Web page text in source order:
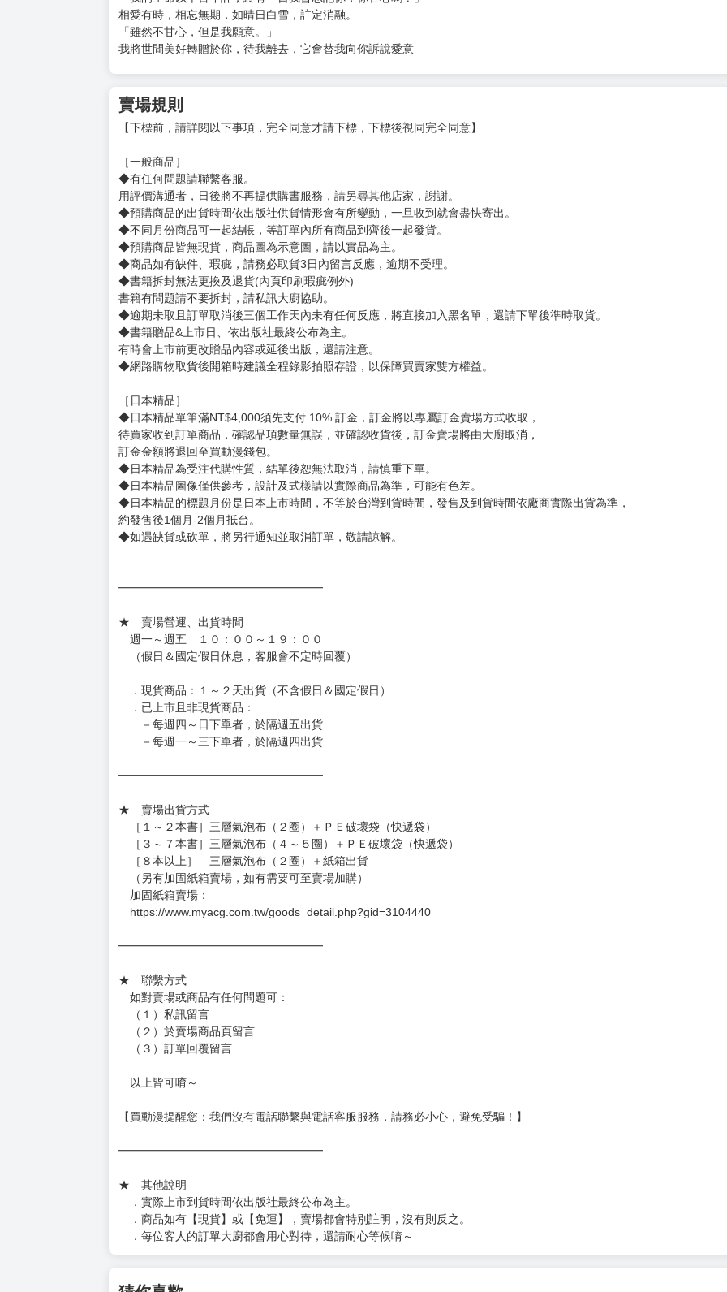
出生便死，五感俱喪，所愛皆短暫如煙，唯有深淵同她壽與天齊。
縱使賀思慕強悍如斯，亦掙不脫幽冥之主的孤寂宿命。
拿回名姓是如此，收復北岸是如此，
不甘只做借她五感的結咒人，想要再進一步更是如此。
他纏著她，磨著她，以色彩、香氣、珍饈、宮商、溫軟引誘於她，
用一個又一個「十日期」燃燒自己，換得她停滯的時間重新流動。
「我的生命以千百年計，終有一日我會忘記你，你甘心嗎？」
相愛有時，相忘無期，如晴日白雪，註定消融。
「雖然不甘心，但是我願意。」
我將世間美好轉贈於你，待我離去，它會替我向你訴說愛意
賣場規則
【下標前，請詳閱以下事項，完全同意才請下標，下標後視同完全同意】
［一般商品］
◆有任何問題請聯繫客服。
用評價溝通者，日後將不再提供購書服務，請另尋其他店家，謝謝。
◆不同月份商品可一起結帳，等訂單內所有商品到齊後一起發貨。
◆預購商品皆無現貨，商品圖為示意圖，請以實品為主。
◆商品如有缺件、瑕疵，請務必取貨3日內留言反應，逾期不受理。
◆書籍拆封無法更換及退貨(內頁印刷瑕疵例外)
書籍有問題請不要拆封，請私訊大廚協助。
◆逾期未取且訂單取消後三個工作天內未有任何反應，將直接加入黑名單，還請下單後準時取貨。
◆書籍贈品&上市日、依出版社最終公布為主。
有時會上市前更改贈品內容或延後出版，還請注意。
◆網路購物取貨後開箱時建議全程錄影拍照存證，以保障買賣家雙方權益。
訂金金額將退回至買動漫錢包。
◆日本精品為受注代購性質，結單後恕無法取消，請慎重下單。
◆日本精品圖像僅供參考，設計及式樣請以實際商品為準，可能有色差。
約發售後1個月-2個月抵台。
◆如遇缺貨或砍單，將另行通知並取消訂單，敬請諒解。
週一～週五 １０：００～１９：００
（假日＆國定假日休息，客服會不定時回覆）
．現貨商品：１～２天出貨（不含假日＆國定假日）
．已上市且非現貨商品：
－每週四～日下單者，於隔週五出貨
－每週一～三下單者，於隔週四出貨
★ 賣場出貨方式
［１～２本書］三層氣泡布（２圈）＋ＰＥ破壞袋（快遞袋）
［３～７本書］三層氣泡布（４～５圈）＋ＰＥ破壞袋（快遞袋）
［８本以上］ 三層氣泡布（２圈）＋紙箱出貨
（另有加固紙箱賣場，如有需要可至賣場加購）
https://www.myacg.com.tw/goods_detail.php?gid=3104440
━━━━━━━━━━━━━━━━━━
（１）私訊留言
（２）於賣場商品頁留言
（３）訂單回覆留言
【買動漫提醒您：我們沒有電話聯繫與電話客服服務，請務必小心，避免受騙！】